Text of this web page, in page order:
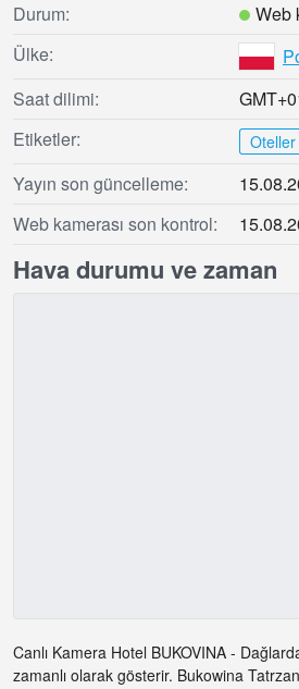
Durum:
Web
Ülke:
Saat dilimi:
Etiketler:
Oteller
Yayın son güncelleme:
Web kamerası son kontrol:
Hava durumu ve zaman
Canlı Kamera Hotel BUKOVINA -
zamanlı olarak gösterir. Bukowina